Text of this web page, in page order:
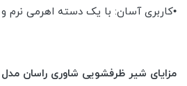
•کاربری آسان: با یک دسته اهرمی نرم و
مزایای شیر ظرفشویی شاوری راسان مدل